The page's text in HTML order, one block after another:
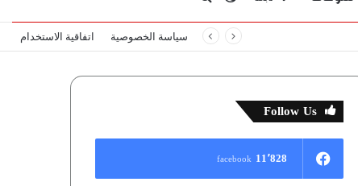
عنالمظلم
سياسة الخصوصية اتفاقية الاستخدام
Follow Us
11٬828 facebook